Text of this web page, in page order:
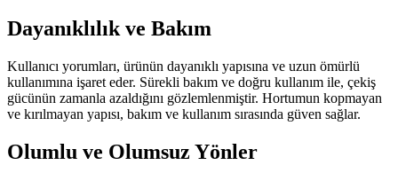
Dayanıklılık ve Bakım
Kullanıcı yorumları, ürünün dayanıklı yapısına ve uzun ömürlü
kullanımına işaret eder. Sürekli bakım ve doğru kullanım ile, çekiş
gücünün zamanla azaldığını gözlemlenmiştir. Hortumun kopmayan
ve kırılmayan yapısı, bakım ve kullanım sırasında güven sağlar.
Olumlu ve Olumsuz Yönler